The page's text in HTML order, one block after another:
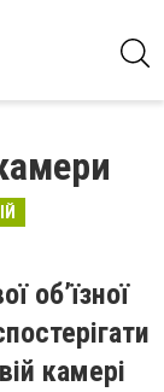
об’їзної
камері